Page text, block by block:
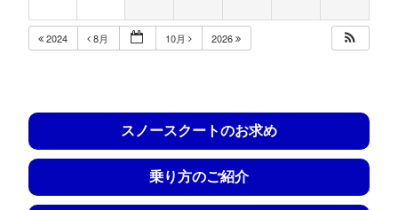
2024 8月 10月 2026
スノースクートのお求め
乗り方のご紹介